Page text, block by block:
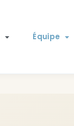
Équipe